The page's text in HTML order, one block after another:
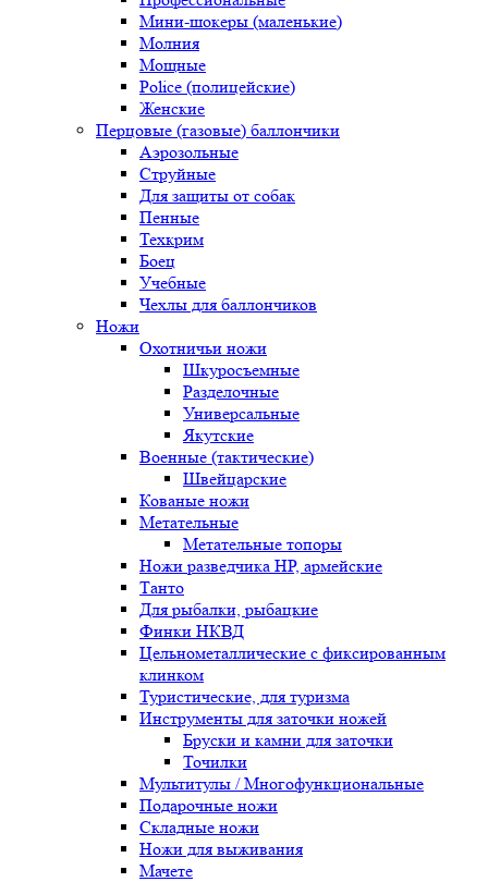
Мини-шокеры (маленькие)
Молния
Мощные
Police (полицейские)
Женские
Перцовые (газовые) баллончики
Аэрозольные
Струйные
Для защиты от собак
Пенные
Техкрим
Боец
Учебные
Чехлы для баллончиков
Ножи
Охотничьи ножи
Шкуросъемные
Разделочные
Универсальные
Якутские
Военные (тактические)
Швейцарские
Кованые ножи
Метательные
Метательные топоры
Ножи разведчика НР, армейские
Танто
Для рыбалки, рыбацкие
Финки НКВД
Цельнометаллические с фиксированным
клинком
Туристические, для туризма
Инструменты для заточки ножей
Бруски и камни для заточки
Точилки
Мультитулы / Многофункциональные
Подарочные ножи
Складные ножи
Ножи для выживания
Мачете